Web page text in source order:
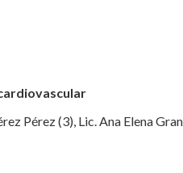
Pérez (3), Lic. Ana Elena